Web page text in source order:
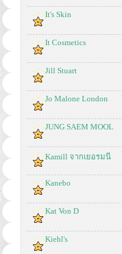
It's Skin
It Cosmetics
Jill Stuart
Jo Malone London
JUNG SAEM MOOL
Kamill จากเยอรมนี
Kanebo
Kat Von D
Kiehl's